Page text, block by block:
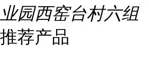
业园西窑台村六组
推荐产品